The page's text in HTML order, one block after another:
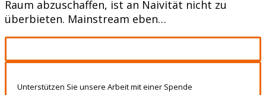
Raum abzuschaffen, ist an Naivität nicht zu
überbieten. Mainstream eben…
Unterstützen Sie unsere Arbeit mit einer Spende